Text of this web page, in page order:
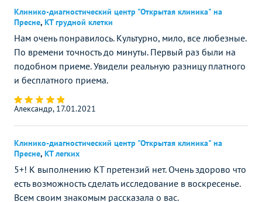
Клинико-диагностический центр "Открытая клиника" на
Пресне, КТ грудной клетки
Нам очень понравилось. Культурно, мило, все любезные.
По времени точность до минуты. Первый раз были на
подобном приеме. Увидели реальную разницу платного
и бесплатного приема.
Александр, 17.01.2021
Клинико-диагностический центр "Открытая клиника" на
Пресне, КТ легких
5+! К выполнению КТ претензий нет. Очень здорово что
есть возможность сделать исследование в воскресенье.
Всем своим знакомым рассказала о вас.